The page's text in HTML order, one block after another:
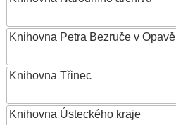
Knihovna Petra Bezruče v Opavě
Knihovna Třinec
Knihovna Ústeckého kraje